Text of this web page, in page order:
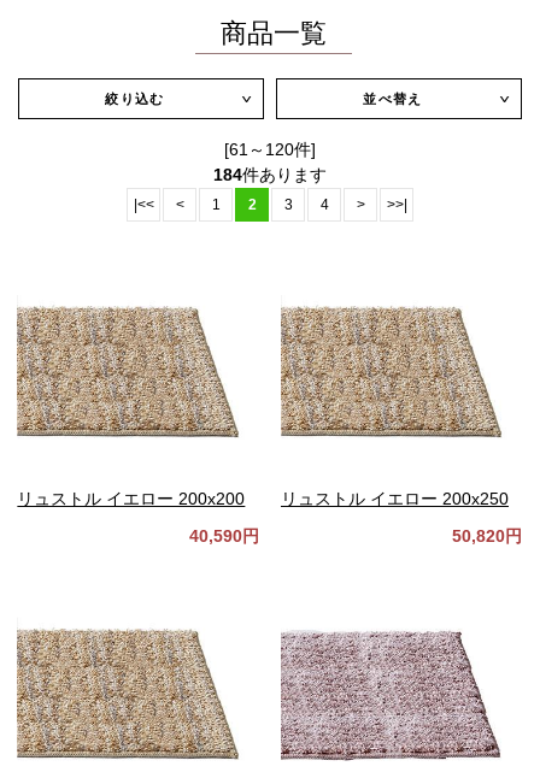
商品一覧
絞り込む ∨ 並べ替え ∨
[61～120件]
184件あります
|<< < 1 2 3 4 > >>|
リュストル イエロー 200x200
40,590円
リュストル イエロー 200x250
50,820円